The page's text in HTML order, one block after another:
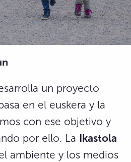
un proyecto
en el euskera y la
con ese objetivo y
por ello. La Ikastola
ambiente y los medios